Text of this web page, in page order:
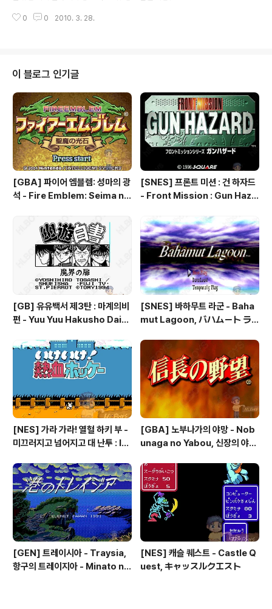
0 0 2010. 3. 28.
이 블로그 인기글
[GBA] 파이어 엠블렘: 성마의 광
석 - Fire Emblem: Seima no
ム 聖魔の光石, 파이어 엠블렘:
더 세이크리드 스톤즈 - Fire Em
blem: The Sacred Stones
[SNES] 프론트 미션 : 건 하자드
- Front Mission : Gun Haza
ズ ガンハザード
[GB] 유유백서 제3탄 : 마계의비
편 - Yuu Yuu Hakusho Dai-3
☆遊☆白書 第3弾 魔界の扉編
[SNES] 바하무트 라군 - Baha
mut Lagoon, バハムート ラ
[NES] 가라 가라! 열혈 하키 부 -
미끄러지고 넘어지고 대 난투 : Ik
- Subette Koronde Dai Ran
tou, いけいけ熱血ホッケー部
すべってころんで大乱闘
[GBA] 노부나가의 야망 - Nob
unaga no Yabou, 신장의 야망
[GEN] 트레이시아 - Traysia,
항구의 트레이지아 - Minato no
[NES] 캐슬 퀘스트 - Castle Q
uest, キャッスルクエスト